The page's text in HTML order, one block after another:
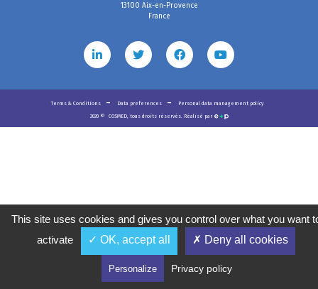
13100 Aix-en-Provence
France
Terms & Conditions Data preferences
Personal data management policy
2020 © COSMED, tous droits réservés. Réalisé par
This site uses cookies and gives you control over what you want
activate
✓ OK, accept all ✗ Deny all cookies
Personalize Privacy policy